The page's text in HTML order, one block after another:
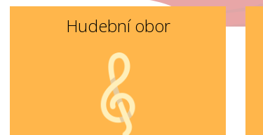
Hudební obor